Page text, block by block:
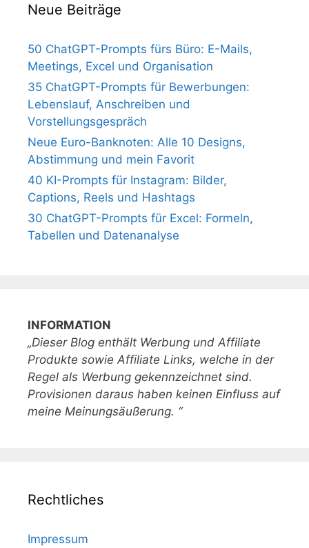
Neue Beiträge
50 ChatGPT-Prompts fürs Büro: E-Mails,
Meetings, Excel und Organisation
35 ChatGPT-Prompts für Bewerbungen:
Lebenslauf, Anschreiben und
Vorstellungsgespräch
Neue Euro-Banknoten: Alle 10 Designs,
Abstimmung und mein Favorit
40 KI-Prompts für Instagram: Bilder,
Captions, Reels und Hashtags
30 ChatGPT-Prompts für Excel: Formeln,
Tabellen und Datenanalyse
INFORMATION
„Dieser Blog enthält Werbung und Affiliate
Produkte sowie Affiliate Links, welche in der
Regel als Werbung gekennzeichnet sind.
Provisionen daraus haben keinen Einfluss auf
meine Meinungsäußerung. “
Rechtliches
Impressum